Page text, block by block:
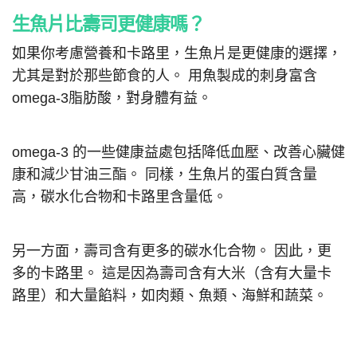
生魚片比壽司更健康嗎？
如果你考慮營養和卡路里，生魚片是更健康的選擇，
尤其是對於那些節食的人。 用魚製成的刺身富含
omega-3脂肪酸，對身體有益。
omega-3 的一些健康益處包括降低血壓、改善心臟健
康和減少甘油三酯。 同樣，生魚片的蛋白質含​​量
高，碳水化合物和卡路里含量低。
另一方面，壽司含有更多的碳水化合物。 因此，更
多的卡路里。 這是因為壽司含有大米（含有大量卡
路里）和大量餡料，如肉類、魚類、海鮮和蔬菜。